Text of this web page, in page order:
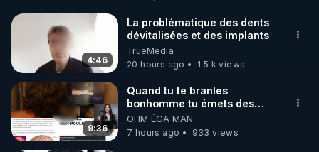
Détoxification" de Robert Morse dans sa nouvelle
édition améliorée :
https://www.rgnr.fr/produit.html?specif=1
Découvrez l'extracteur REVO 830 Kuvings  avec le
code réduction de 10 % sur toute la boutique
Warmcook:
https://www.warmcook.com/14-kuvings
4:46
La problématique des dents
dévitalisées et des implants
TrueMedia
20 hours ago
1.5 k views
9:36
Quand tu te branles
bonhomme tu émets des
ondes ils ont juste omis de
t'expliquer
OHM ÉGA MAN
7 hours ago
933 views